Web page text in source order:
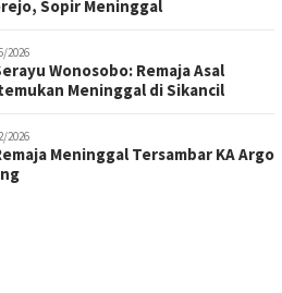
Sopir Meninggal
2026
Wonosobo: Remaja Asal
Meninggal di Sikancil
2026
Meninggal Tersambar KA Argo